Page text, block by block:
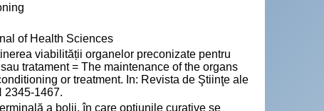
of Health Sciences
viabilității organelor preconizate pentru
tratament = The maintenance of the organs
or treatment. In: Revista de Ştiinţe ale
2345-1467.
a bolii, în care opțiunile curative se